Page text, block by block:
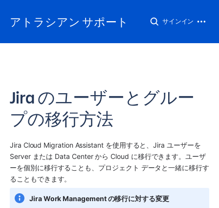
アトラシアン サポート サインイン
Jira のユーザーとグルー
プの移行方法
Jira Cloud Migration Assistant を使用すると、Jira ユーザーを
Server または Data Center から Cloud に移行できます。ユーザ
ーを個別に移行することも、プロジェクト データと一緒に移行す
ることもできます。
Jira Work Management の移行に対する変更